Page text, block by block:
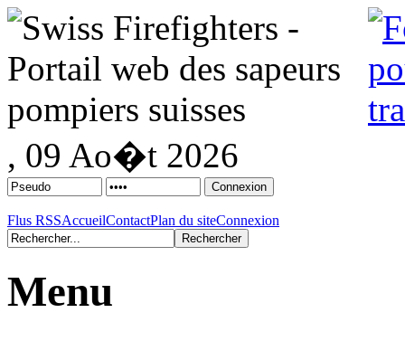
, 09 Ao�t 2026
Flus RSSAccueilContactPlan du siteConnexion
Menu